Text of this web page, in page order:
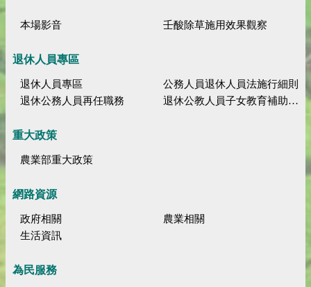
本場影音 壬酸除草施用效果觀察
退休人員專區
退休人員專區
公務人員退休人員法施行細則
退休公務人員再任職務
退休公教人員子女教育補助規定
重大政策
農業部重大政策
網路資源
政府相關
農業相關
生活資訊
為民服務